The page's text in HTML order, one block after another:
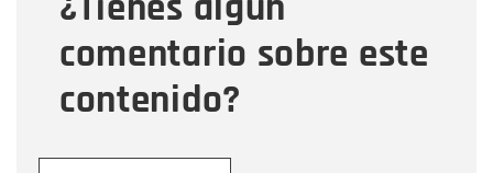
comentario sobre este
contenido?